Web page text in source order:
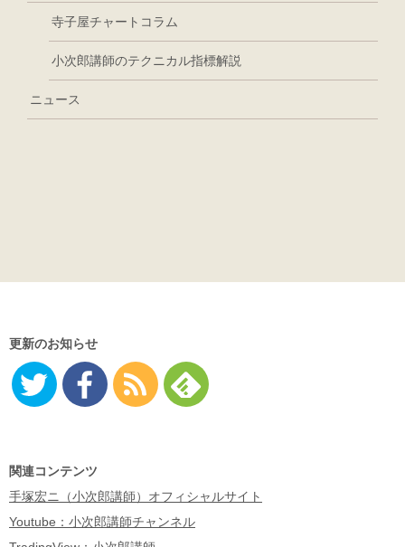
寺子屋チャートコラム
小次郎講師のテクニカル指標解説
ニュース
更新のお知らせ
関連コンテンツ
手塚宏ニ（小次郎講師）オフィシャルサイト
Youtube：小次郎講師チャンネル